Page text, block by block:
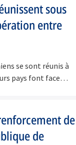
sous
entre
se sont réunis à
pays font face…
de
de